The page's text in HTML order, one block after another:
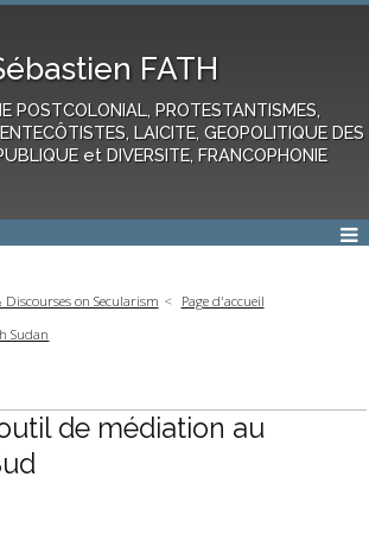
FATH
POSTCOLONIAL, PROTESTANTISMES,
LAICITE, GEOPOLITIQUE DES
et DIVERSITE, FRANCOPHONIE
on Secularism
Page d'accueil
Sudan
de médiation au